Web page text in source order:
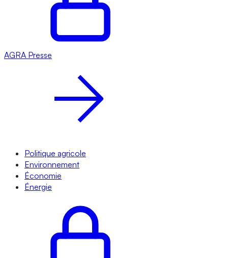
AGRA Presse
Politique agricole
Environnement
Économie
Énergie